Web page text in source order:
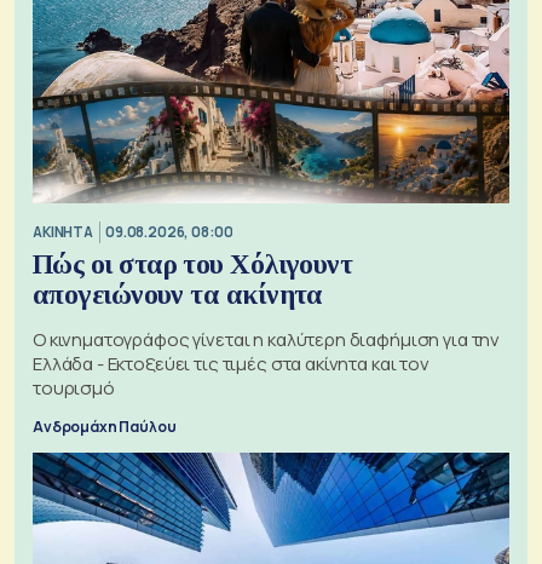
ΑΚΙΝΗΤΑ 09.08.2026, 08:00
Πώς οι σταρ του Χόλιγουντ
απογειώνουν τα ακίνητα
Ο κινηματογράφος γίνεται η καλύτερη διαφήμιση για την
Ελλάδα - Εκτοξεύει τις τιμές στα ακίνητα και τον
τουρισμό
Ανδρομάχη Παύλου